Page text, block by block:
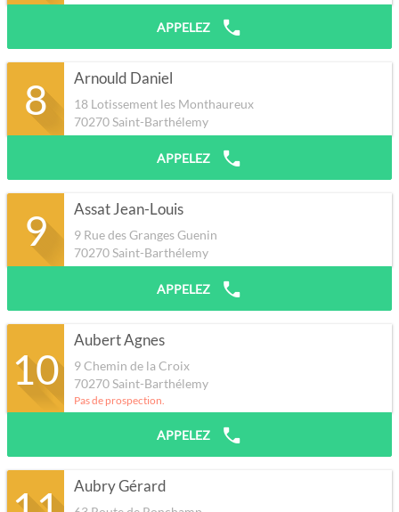
APPELEZ
8 Arnould Daniel
18 Lotissement les Monthaureux
70270Saint-Barthélemy
APPELEZ
9 Assat Jean-Louis
9 Rue des Granges Guenin
70270Saint-Barthélemy
APPELEZ
10
Aubert Agnes
9 Chemin de la Croix
70270Saint-Barthélemy
Pas de prospection.
APPELEZ
Aubry Gérard